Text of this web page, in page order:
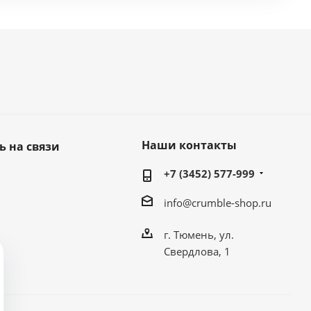
на связи Наши контакты
+7 (3452) 577-999
info@crumble-shop.ru
г. Тюмень, ул.
Свердлова, 1